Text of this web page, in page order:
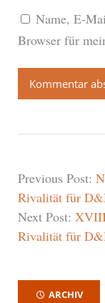
Name, E-
Browser für
Previous Post:
Rivalität für
Next Post:
Rivalität für
ARCHIV